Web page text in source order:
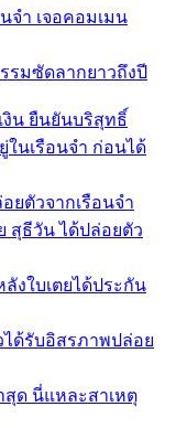
จำ เจอคอมเมน
รรมซัดลากยาวถึงปี
งิน ยืนยันบริสุทธิ์
ในเรือนจำ ก่อนได้
ยตัวจากเรือนจำ
สุธีวัน ได้ปล่อยตัว
ลังใบเตยได้ประกัน
ได้รับอิสรภาพปล่อย
สุด นี่แหละสาเหตุ